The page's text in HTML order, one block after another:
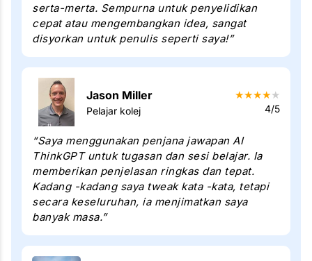
serta-merta. Sempurna untuk penyelidikan
cepat atau mengembangkan idea, sangat
disyorkan untuk penulis seperti saya!”
Jason Miller
Pelajar kolej
★★★★★
4/5
“Saya menggunakan penjana jawapan AI
ThinkGPT untuk tugasan dan sesi belajar. Ia
memberikan penjelasan ringkas dan tepat.
Kadang -kadang saya tweak kata -kata, tetapi
secara keseluruhan, ia menjimatkan saya
banyak masa.”